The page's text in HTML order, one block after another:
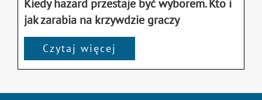
Kiedy hazard przestaje być wyborem. Kto i
jak zarabia na krzywdzie graczy
Czytaj więcej